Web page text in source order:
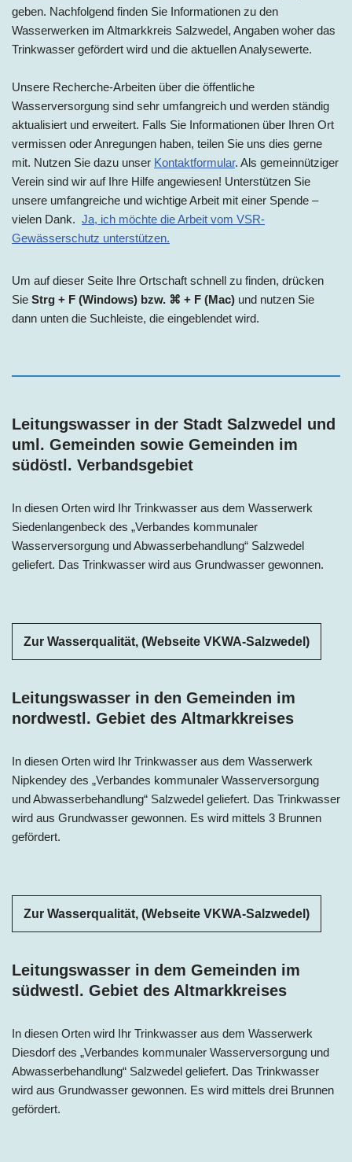
geben. Nachfolgend finden Sie Informationen zu den
Wasserwerken im Altmarkkreis Salzwedel, Angaben woher das
Trinkwasser gefördert wird und die aktuellen Analysewerte.
Unsere Recherche-Arbeiten über die öffentliche
Wasserversorgung sind sehr umfangreich und werden ständig
aktualisiert und erweitert. Falls Sie Informationen über Ihren Ort
vermissen oder Anregungen haben, teilen Sie uns dies gerne
mit. Nutzen Sie dazu unser Kontaktformular. Als gemeinnütziger
Verein sind wir auf Ihre Hilfe angewiesen! Unterstützen Sie
unsere umfangreiche und wichtige Arbeit mit einer Spende –
vielen Dank. Ja, ich möchte die Arbeit vom VSR-
Gewässerschutz unterstützen.
Um auf dieser Seite Ihre Ortschaft schnell zu finden, drücken
Sie Strg + F (Windows) bzw. ⌘ + F (Mac) und nutzen Sie
dann unten die Suchleiste, die eingeblendet wird.
Leitungswasser in der Stadt Salzwedel und
uml. Gemeinden sowie Gemeinden im
südöstl. Verbandsgebiet
In diesen Orten wird Ihr Trinkwasser aus dem Wasserwerk
Siedenlangenbeck des „Verbandes kommunaler
Wasserversorgung und Abwasserbehandlung“ Salzwedel
geliefert. Das Trinkwasser wird aus Grundwasser gewonnen.
Zur Wasserqualität, (Webseite VKWA-Salzwedel)
Leitungswasser in den Gemeinden im
nordwestl. Gebiet des Altmarkkreises
In diesen Orten wird Ihr Trinkwasser aus dem Wasserwerk
Nipkendey des „Verbandes kommunaler Wasserversorgung
und Abwasserbehandlung“ Salzwedel geliefert. Das Trinkwasser
wird aus Grundwasser gewonnen. Es wird mittels 3 Brunnen
gefördert.
Zur Wasserqualität, (Webseite VKWA-Salzwedel)
Leitungswasser in dem Gemeinden im
südwestl. Gebiet des Altmarkkreises
In diesen Orten wird Ihr Trinkwasser aus dem Wasserwerk
Diesdorf des „Verbandes kommunaler Wasserversorgung und
Abwasserbehandlung“ Salzwedel geliefert. Das Trinkwasser
wird aus Grundwasser gewonnen. Es wird mittels drei Brunnen
gefördert.